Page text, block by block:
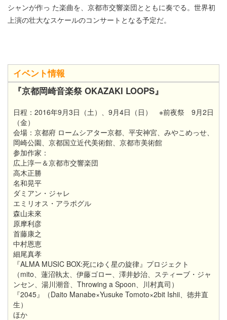
シャンが作っ た楽曲を、京都市交響楽団とともに奏でる。世界初
上演の壮大なスケールのコンサートとなる予定だ。
イベント情報
『京都岡崎音楽祭 OKAZAKI LOOPS』
日程：2016年9月3日（土）、9月4日（日） ※前夜祭 9月2日
（金）
会場：京都府 ロームシアター京都、平安神宮、みやこめっせ、
岡崎公園、京都国立近代美術館、京都市美術館
参加作家：
広上淳一＆京都市交響楽団
高木正勝
名和晃平
ダミアン・ジャレ
エミリオス・アラポグル
森山未來
原摩利彦
首藤康之
中村恩恵
細尾真孝
『ALMA MUSIC BOX:死にゆく星の旋律』プロジェクト
（mito、蓮沼執太、伊藤ゴロー、澤井妙治、スティーブ・ジャ
ンセン、湯川潮音、Throwing a Spoon、川村真司）
『2045』（Daito Manabe×Yusuke Tomoto×2bit Ishii、徳井直
生）
ほか